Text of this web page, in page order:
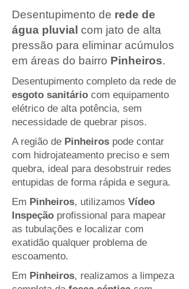
Desentupimento de rede de
água pluvial com jato de alta
pressão para eliminar acúmulos
em áreas do bairro Pinheiros.
Desentupimento completo da rede de
esgoto sanitário com equipamento
elétrico de alta potência, sem
necessidade de quebrar pisos.
A região de Pinheiros pode contar
com hidrojateamento preciso e sem
quebra, ideal para desobstruir redes
entupidas de forma rápida e segura.
Em Pinheiros, utilizamos Vídeo
Inspeção profissional para mapear
as tubulações e localizar com
exatidão qualquer problema de
escoamento.
Em Pinheiros, realizamos a limpeza